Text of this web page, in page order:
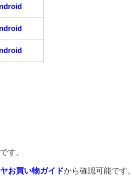
です。
お買い物ガイドから確認可能です。